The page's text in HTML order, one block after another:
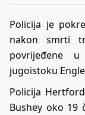
Policija je
nakon smrti
povrijeđene
jugoistoku
Policija
Bushey oko 19